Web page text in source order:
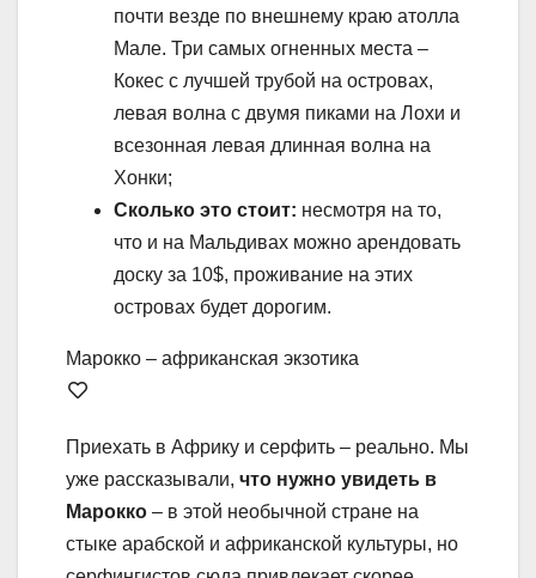
почти везде по внешнему краю атолла
Мале. Три самых огненных места –
Кокес с лучшей трубой на островах,
левая волна с двумя пиками на Лохи и
всезонная левая длинная волна на
Хонки;
Сколько это стоит: несмотря на то,
что и на Мальдивах можно арендовать
доску за 10$, проживание на этих
островах будет дорогим.
Марокко – африканская экзотика
Приехать в Африку и серфить – реально. Мы
уже рассказывали, что нужно увидеть в
Марокко – в этой необычной стране на
стыке арабской и африканской культуры, но